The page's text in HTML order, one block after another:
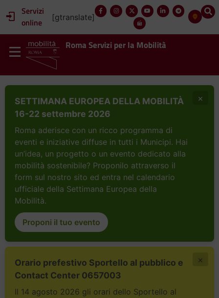
Servizi
online
[gtranslate]
Roma Servizi per la Mobilità
SETTIMANA EUROPEA DELLA MOBILITÀ
16-22 settembre 2026
Roma aderisce con un ricco programma di
eventi e iniziative diffuse in tutti i Municipi. Hai
un’idea, un progetto o un evento dedicato alla
mobilità sostenibile? Proponilo attraverso il
form sul nostro sito ed entra nel calendario
ufficiale della Settimana Europea della
Mobilità.
Proponi il tuo evento
×
Orario prefestivo Sportello al pubblico e
Contact Center 0657003
Il 14 agosto 2026 gli orari dello Sportello al
×